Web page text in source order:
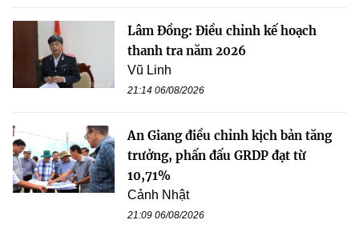
Lâm Đồng: Điều chỉnh kế hoạch
thanh tra năm 2026
Vũ Linh
21:14 06/08/2026
An Giang điều chỉnh kịch bản tăng
trưởng, phấn đấu GRDP đạt từ
10,71%
Cảnh Nhật
21:09 06/08/2026